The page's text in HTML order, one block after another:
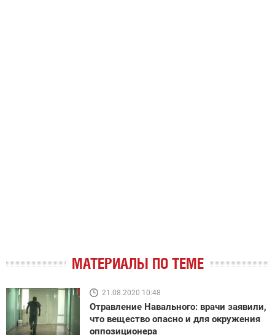
МАТЕРИАЛЫ ПО ТЕМЕ
21.08.2020 10:48
Отравление Навального: врачи заявили,
что вещество опасно и для окружения
оппозиционера